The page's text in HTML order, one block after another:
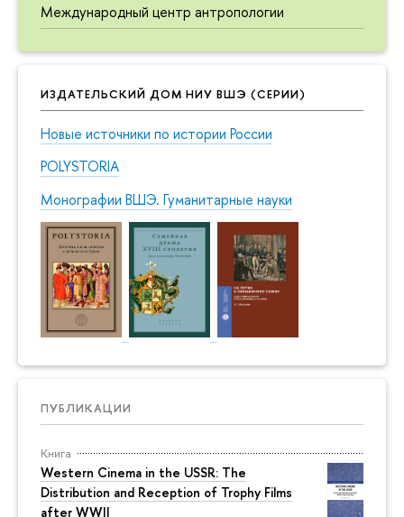
Международный центр антропологии
ИЗДАТЕЛЬСКИЙ ДОМ НИУ ВШЭ (СЕРИИ)
Новые источники по истории России
POLYSTORIA
Монографии ВШЭ. Гуманитарные науки
ПУБЛИКАЦИИ
Книга
Western Cinema in the USSR: The
Distribution and Reception of Trophy Films
after WWII